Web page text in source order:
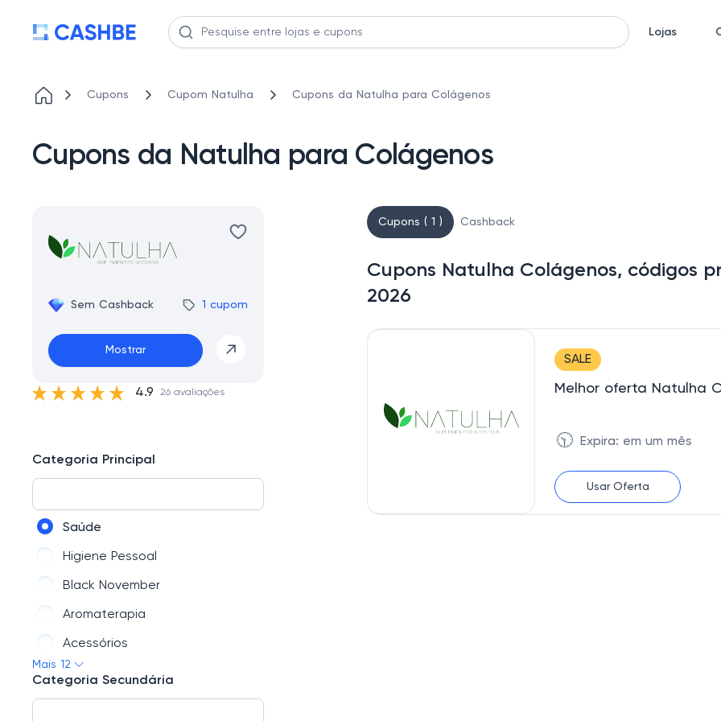
Lojas
Cupons Cupom Natulha Cupons da Natulha para Colágenos
Cupons da Natulha para Colágenos
Sem Cashback 1 cupom
Mostrar
4.9 26 avaliações
Categoria Principal
Saúde
Higiene Pessoal
Black November
Aromaterapia
Acessórios
Chás
Fitoterápicos
Mais 12
Categoria Secundária
Cupons ( 1 ) Cashback
Cupons Natulha Colágenos, códigos
2026
SALE
Melhor oferta Natulha
🕥 Expira: em um mês
Usar Oferta